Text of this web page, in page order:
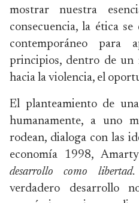
mostrar nuestra
consecuencia, la ética
contemporáneo
principios, dentro de un
hacia la violencia, el
El planteamiento de
humanamente, a uno
rodean, dialoga con las
economía 1998,
desarrollo como libertad.
verdadero desarrollo